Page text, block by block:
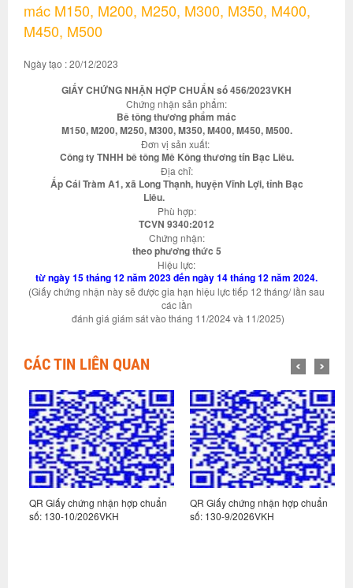
mác M150, M200, M250, M300, M350, M400,
M450, M500
Ngày tạo : 20/12/2023
GIẤY CHỨNG NHẬN HỢP CHUẨN số 456/2023VKH
Chứng nhận sản phẩm:
Bê tông thương phẩm mác
M150, M200, M250, M300, M350, M400, M450, M500.
Đơn vị sản xuất:
Công ty TNHH bê tông Mê Kông thương tín Bạc Liêu.
Địa chỉ:
Ấp Cái Tràm A1, xã Long Thạnh, huyện Vĩnh Lợi, tỉnh Bạc
Liêu.
Phù hợp:
TCVN 9340:2012
Chứng nhận:
theo phương thức 5
Hiệu lực:
từ ngày 15 tháng 12 năm 2023 đến ngày 14 tháng 12 năm 2024.
(Giấy chứng nhận này sẽ được gia hạn hiệu lực tiếp 12 tháng/ lần sau
các lần
đánh giá giám sát vào tháng 11/2024 và 11/2025)
CÁC TIN LIÊN QUAN
QR Giấy chứng nhận hợp chuẩn
số: 130-10/2026VKH
QR Giấy chứng nhận hợp chuẩn
số: 130-9/2026VKH